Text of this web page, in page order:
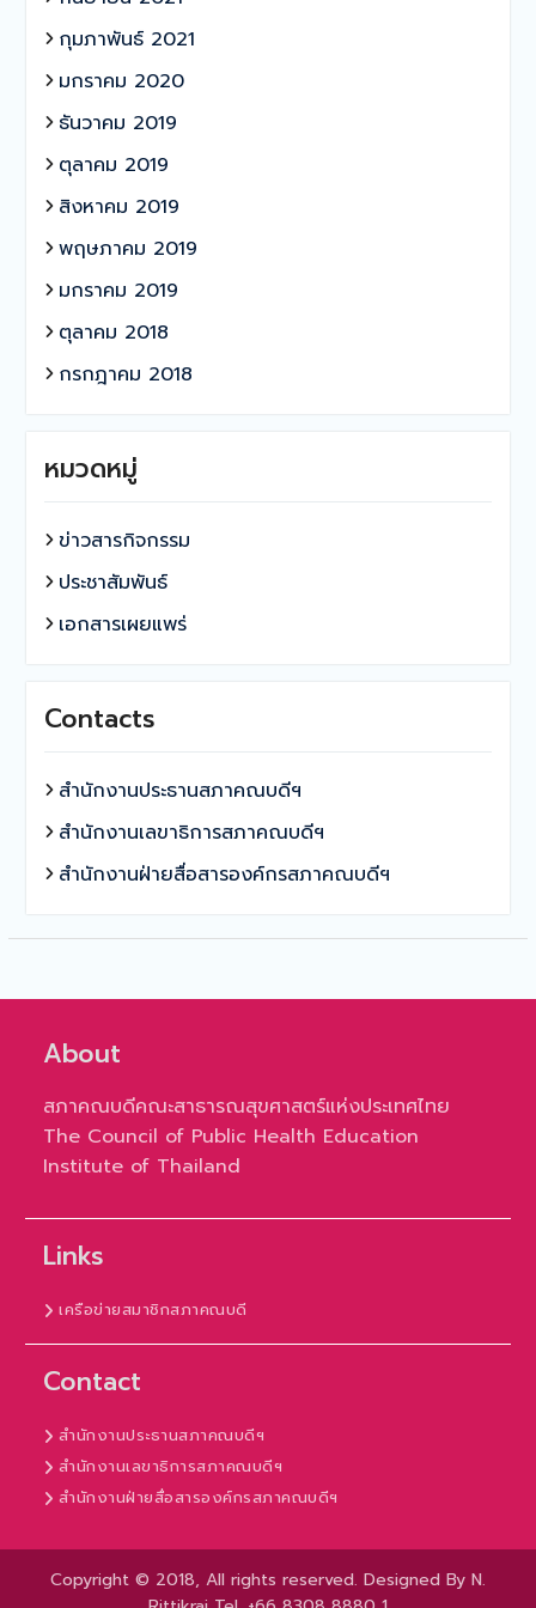
กุมภาพันธ์ 2021
มกราคม 2020
ธันวาคม 2019
ตุลาคม 2019
สิงหาคม 2019
พฤษภาคม 2019
มกราคม 2019
ตุลาคม 2018
กรกฎาคม 2018
หมวดหมู่
ข่าวสารกิจกรรม
ประชาสัมพันธ์
เอกสารเผยแพร่
Contacts
สำนักงานประธานสภาคณบดีฯ
สำนักงานเลขาธิการสภาคณบดีฯ
สำนักงานฝ่ายสื่อสารองค์กรสภาคณบดีฯ
About
สภาคณบดีคณะสาธารณสุขศาสตร์แห่งประเทศไทย
The Council of Public Health Education
Institute of Thailand
Links
เครือข่ายสมาชิกสภาคณบดี
Contact
สำนักงานประธานสภาคณบดีฯ
สำนักงานเลขาธิการสภาคณบดีฯ
สำนักงานฝ่ายสื่อสารองค์กรสภาคณบดีฯ
Copyright © 2018, All rights reserved. Designed By N.